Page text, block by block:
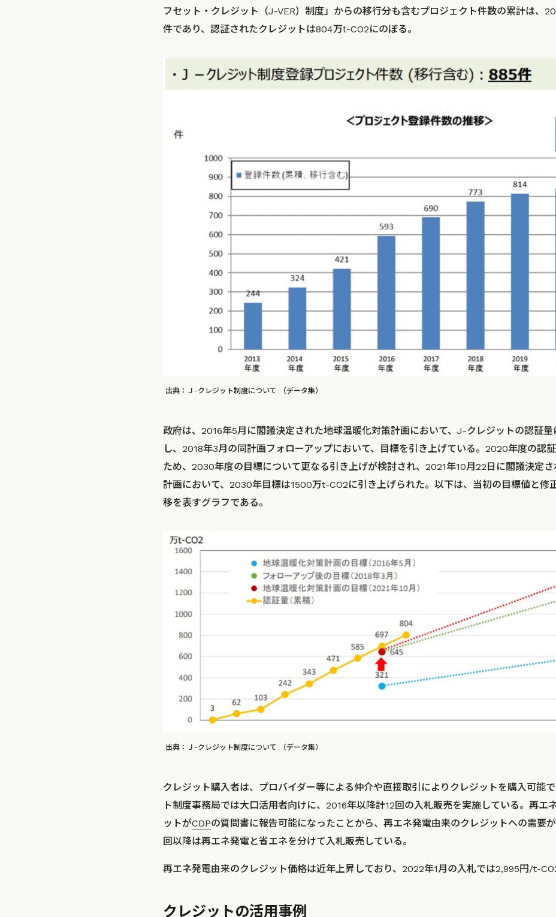
フセット・クレジット（J-VER）制度」からの移行分も含むプロジェクト件数の累計は、
件であり、認証されたクレジットは804万t-CO2にのぼる。
出典：Ｊ-クレジット制度について （データ集）
政府は、2016年5月に閣議決定された地球温暖化対策計画において、J-クレジットの認証
し、2018年3月の同計画フォローアップにおいて、目標を引き上げている。2020年度の認
ため、2030年度の目標について更なる引き上げが検討され、2021年10月22日に閣議決定
計画において、2030年目標は1500万t-CO2に引き上げられた。以下は、当初の目標値と修
移を表すグラフである。
出典：Ｊ-クレジット制度について （データ集）
クレジット購入者は、プロバイダー等による仲介や直接取引によりクレジットを購入可能
ト制度事務局では大口活用者向けに、2016年以降計12回の入札販売を実施している。再エ
ットがCDPの質問書に報告可能になったことから、再エネ発電由来のクレジットへの需要
回以降は再エネ発電と省エネを分けて入札販売している。
再エネ発電由来のクレジット価格は近年上昇しており、2022年1月の入札では2,995円/t-
クレジットの活用事例